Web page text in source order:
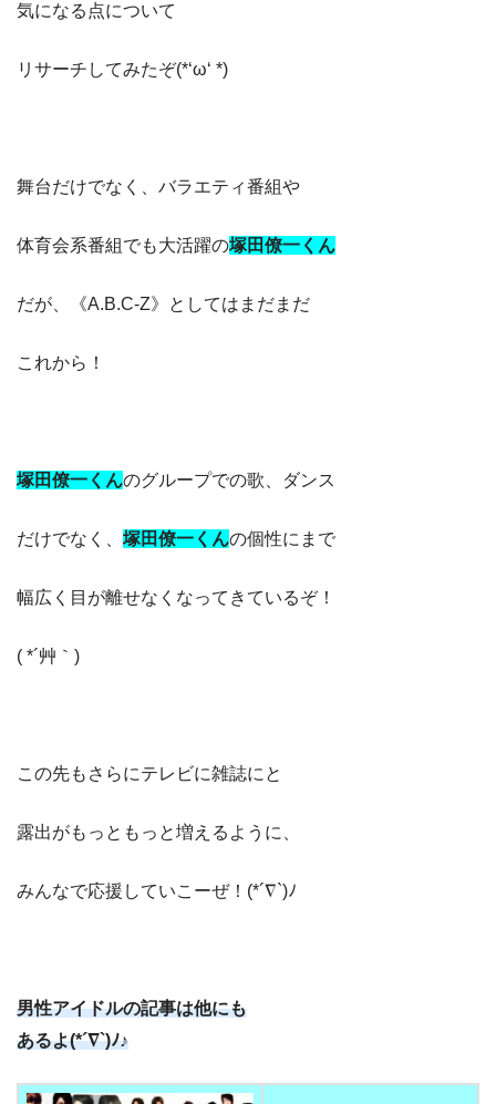
気になる点について
リサーチしてみたぞ(*‘ω‘ *)
舞台だけでなく、バラエティ番組や
体育会系番組でも大活躍の塚田僚一くん
だが、《A.B.C-Z》としてはまだまだ
これから！
塚田僚一くんのグループでの歌、ダンス
だけでなく、 塚田僚一くんの個性にまで
幅広く目が離せなくなってきているぞ！
( *´艸｀)
この先もさらにテレビに雑誌にと
露出がもっともっと増えるように、
みんなで応援していこーぜ！(*´∇`)ﾉ
男性アイドルの記事は他にも
あるよ(*´∇`)ﾉ♪